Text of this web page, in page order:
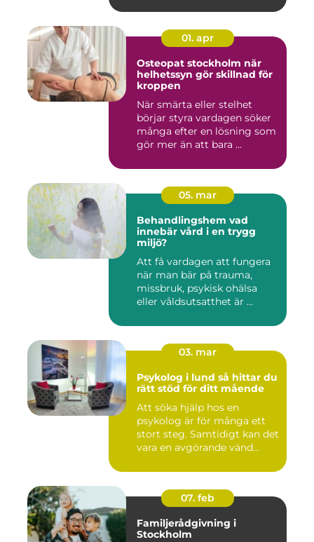
01. apr
Osteopat stockholm när
helhetssyn gör skillnad för
kroppen
När smärta eller stelhet
börjar styra vardagen söker
många efter en lösning som
gör mer än att bara ...
05. mar
Behandlingshem vad
innebär vård i en trygg
miljö?
Att få vardagen att fungera
när man bär på trauma,
missbruk, psykisk ohälsa
eller våldsutsatthet är ...
03. mar
Psykolog i lund så hittar du
rätt stöd för ditt mående
Att söka hjälp hos en
psykolog är för många ett
stort steg. Samtidigt kan det
vara en avgörande vänd...
07. feb
Familjerådgivning i
Stockholm